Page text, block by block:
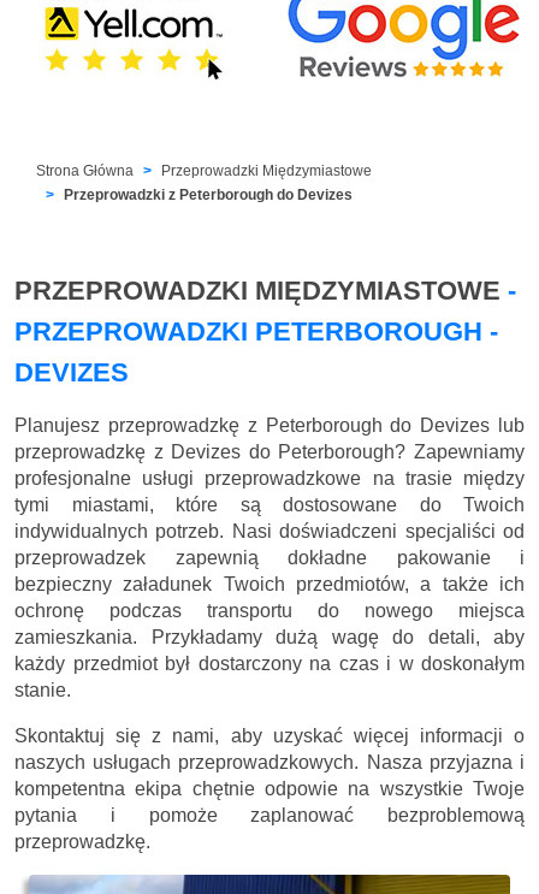
Strona Główna
Przeprowadzki Międzymiastowe
Przeprowadzki z Peterborough do Devizes
PRZEPROWADZKI MIĘDZYMIASTOWE -
PRZEPROWADZKI PETERBOROUGH -
DEVIZES
Planujesz przeprowadzkę z Peterborough do Devizes lub
przeprowadzkę z Devizes do Peterborough? Zapewniamy
profesjonalne usługi przeprowadzkowe na trasie między
tymi miastami, które są dostosowane do Twoich
indywidualnych potrzeb. Nasi doświadczeni specjaliści od
przeprowadzek zapewnią dokładne pakowanie i
bezpieczny załadunek Twoich przedmiotów, a także ich
ochronę podczas transportu do nowego miejsca
zamieszkania. Przykładamy dużą wagę do detali, aby
każdy przedmiot był dostarczony na czas i w doskonałym
stanie.
Skontaktuj się z nami, aby uzyskać więcej informacji o
naszych usługach przeprowadzkowych. Nasza przyjazna i
kompetentna ekipa chętnie odpowie na wszystkie Twoje
pytania i pomoże zaplanować bezproblemową
przeprowadzkę.